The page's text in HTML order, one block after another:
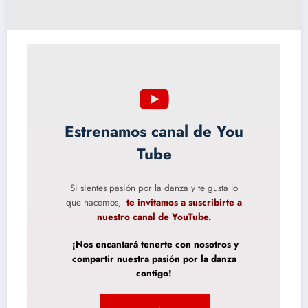
Estrenamos canal de You
Tube
Si sientes pasión por la danza y te gusta lo
que hacemos, te invitamos a suscribirte a
nuestro canal de YouTube.
¡Nos encantará tenerte con nosotros y
compartir nuestra pasión por la danza
contigo!